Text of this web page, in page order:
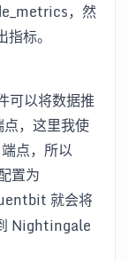
，然
标。
可以将数据推
，这里我使
点，所以
置为
就会将
Nightingale